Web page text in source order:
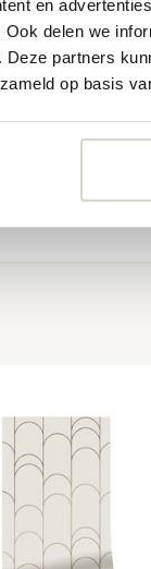
en
delen we
partners
op basis